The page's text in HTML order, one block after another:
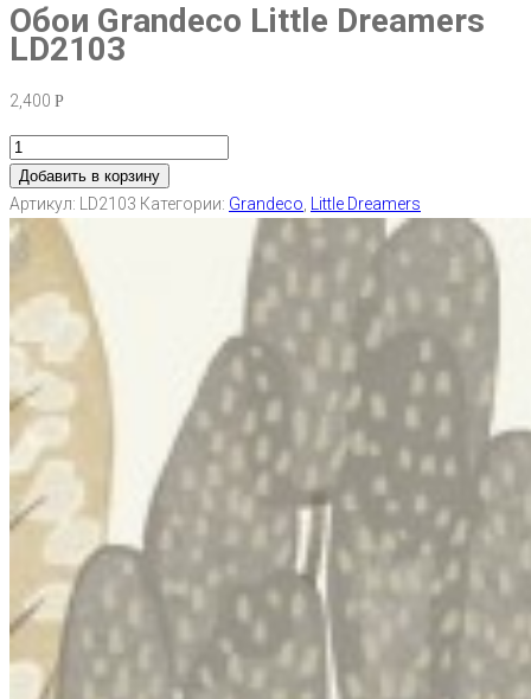
Обои Grandeco Little Dreamers
LD2103
2,400 Р
Добавить в корзину
Артикул: LD2103 Категории: Grandeco Little Dreamers